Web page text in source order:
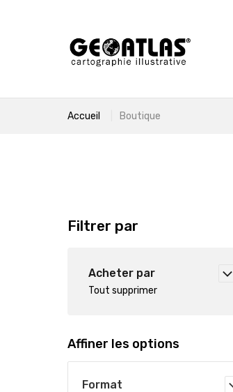
Accueil Boutique
Filtrer par
Acheter par
Tout supprimer
Affiner les options
Format